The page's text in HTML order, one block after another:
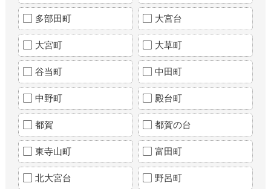
多部田町 大宮台
大宮町 大草町
谷当町 中田町
中野町 殿台町
都賀 都賀の台
東寺山町 富田町
北大宮台 野呂町